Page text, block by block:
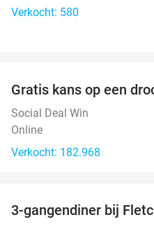
Verkocht: 580
Gratis kans op een
Social Deal Win
Online
Verkocht: 182.968
3-gangendiner bij